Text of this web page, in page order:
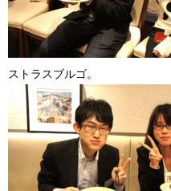
ストラスブルゴ。